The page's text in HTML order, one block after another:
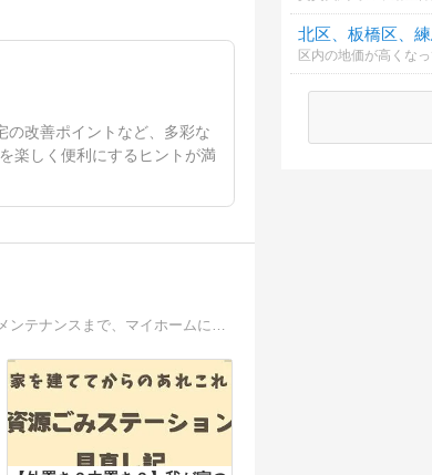
の改善ポイントなど、多彩な
楽しく便利にするヒントが満